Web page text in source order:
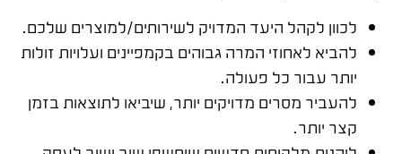
לכוון לקהל היעד המדויק לשירותים/למוצרים שלכם.
להביא לאחוזי המרה גבוהים בקמפיינים ועלויות זולות
יותר עבור כל פעולה.
להעביר מסרים מדויקים יותר, שיביאו לתוצאות בזמן
קצר יותר.